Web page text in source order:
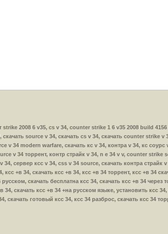
2008 6 v35, cs v 34, counter strike 1 6 v35 2008 build 4156
source v 34, скачать cs v 34, скачать counter strike
34 modern warfare, скачать кс v 34, контра v 34, кс соурс
v 34 торрент, контр страйк v 34, n e 34 v v, counter strike
сервер ксс v 34, css v 34 source, скачать контра страйк
+в 34, скачать ксс +в 34, ксс +в 34 торрент, ксс +в 34
скачать бесплатна ксс 34, скачать ксс +в 34 через
скачать ксс +в 34 +на русском языке, установить ксс 34,
скачать готовый ксс 34, ксс 34 разброс, скачать ксс 34